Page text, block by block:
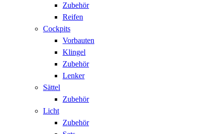
Zubehör
Reifen
Cockpits
Vorbauten
Klingel
Zubehör
Lenker
Sättel
Zubehör
Licht
Zubehör